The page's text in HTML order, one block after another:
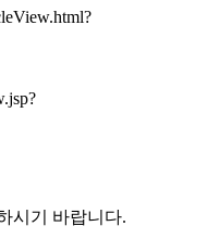
시기 바랍니다.